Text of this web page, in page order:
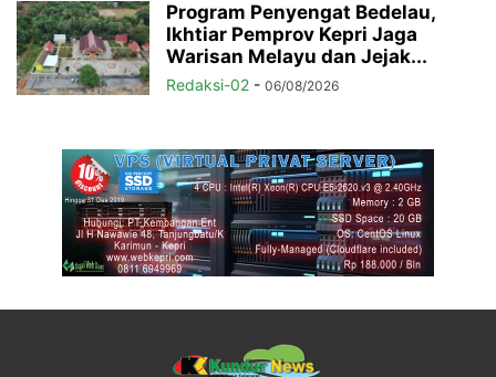
Program Penyengat Bedelau,
Ikhtiar Pemprov Kepri Jaga
Warisan Melayu dan Jejak...
Redaksi-02 - 06/08/2026